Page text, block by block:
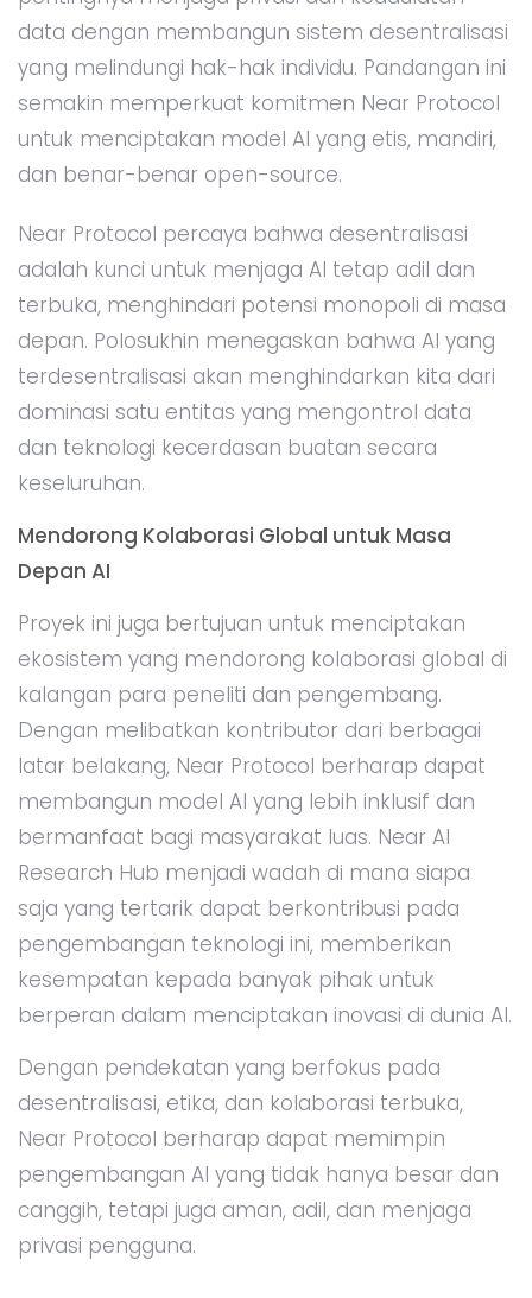
data dengan membangun sistem desentralisasi
yang melindungi hak-hak individu. Pandangan ini
semakin memperkuat komitmen Near Protocol
untuk menciptakan model AI yang etis, mandiri,
dan benar-benar open-source.
Near Protocol percaya bahwa desentralisasi
adalah kunci untuk menjaga AI tetap adil dan
terbuka, menghindari potensi monopoli di masa
depan. Polosukhin menegaskan bahwa AI yang
terdesentralisasi akan menghindarkan kita dari
dominasi satu entitas yang mengontrol data
dan teknologi kecerdasan buatan secara
keseluruhan.
Mendorong Kolaborasi Global untuk Masa
Depan AI
Proyek ini juga bertujuan untuk menciptakan
ekosistem yang mendorong kolaborasi global di
kalangan para peneliti dan pengembang.
Dengan melibatkan kontributor dari berbagai
latar belakang, Near Protocol berharap dapat
membangun model AI yang lebih inklusif dan
bermanfaat bagi masyarakat luas. Near AI
Research Hub menjadi wadah di mana siapa
saja yang tertarik dapat berkontribusi pada
pengembangan teknologi ini, memberikan
kesempatan kepada banyak pihak untuk
berperan dalam menciptakan inovasi di dunia AI.
Dengan pendekatan yang berfokus pada
desentralisasi, etika, dan kolaborasi terbuka,
Near Protocol berharap dapat memimpin
pengembangan AI yang tidak hanya besar dan
canggih, tetapi juga aman, adil, dan menjaga
privasi pengguna.